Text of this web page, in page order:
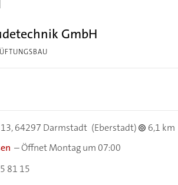
GmbH
64297 Darmstadt (Eberstadt)
6,1 km
–Öffnet Montag um 07:00
81 15